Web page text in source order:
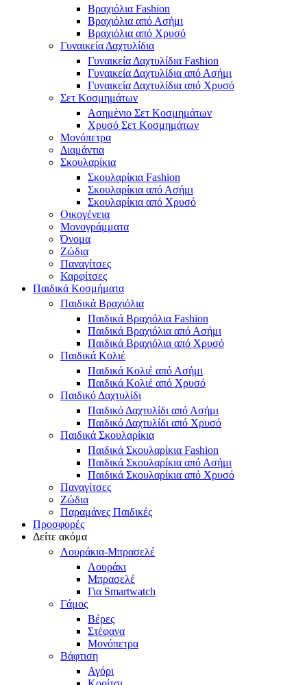
Βραχιόλια Fashion
Βραχιόλια από Ασήμι
Βραχιόλια από Χρυσό
Γυναικεία Δαχτυλίδια
Γυναικεία Δαχτυλίδια Fashion
Γυναικεία Δαχτυλίδια από Ασήμι
Γυναικεία Δαχτυλίδια από Χρυσό
Σετ Κοσμημάτων
Ασημένιο Σετ Κοσμημάτων
Χρυσό Σετ Κοσμημάτων
Μονόπετρα
Διαμάντια
Σκουλαρίκια
Σκουλαρίκια Fashion
Σκουλαρίκια από Ασήμι
Σκουλαρίκια από Χρυσό
Οικογένεια
Μονογράμματα
Όνομα
Ζώδια
Παναγίτσες
Καρφίτσες
Παιδικά Κοσμήματα
Παιδικά Βραχιόλια
Παιδικά Βραχιόλια Fashion
Παιδικά Βραχιόλια από Ασήμι
Παιδικά Βραχιόλια από Χρυσό
Παιδικά Κολιέ
Παιδικά Κολιέ από Ασήμι
Παιδικά Κολιέ από Χρυσό
Παιδικό Δαχτυλίδι
Παιδικό Δαχτυλίδι από Ασήμι
Παιδικό Δαχτυλίδι από Χρυσό
Παιδικά Σκουλαρίκια
Παιδικά Σκουλαρίκια Fashion
Παιδικά Σκουλαρίκια από Ασήμι
Παιδικά Σκουλαρίκια από Χρυσό
Παναγίτσες
Ζώδια
Παραμάνες Παιδικές
Προσφορές
Δείτε ακόμα
Λουράκια-Μπρασελέ
Λουράκι
Μπρασελέ
Για Smartwatch
Γάμος
Βέρες
Στέφανα
Μονόπετρα
Βάφτιση
Αγόρι